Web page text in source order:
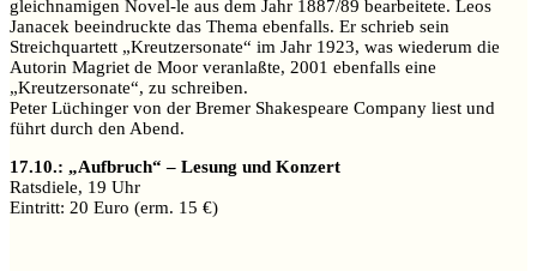
gleichnamigen Novel-le aus dem Jahr 1887/89 bearbeitete. Leos
Janacek beeindruckte das Thema ebenfalls. Er schrieb sein
Streichquartett „Kreutzersonate“ im Jahr 1923, was wiederum die
Autorin Magriet de Moor veranlaßte, 2001 ebenfalls eine
„Kreutzersonate“, zu schreiben.
Peter Lüchinger von der Bremer Shakespeare Company liest und
führt durch den Abend.
17.10.: „Aufbruch“ – Lesung und Konzert
Ratsdiele, 19 Uhr
Eintritt: 20 Euro (erm. 15 €)